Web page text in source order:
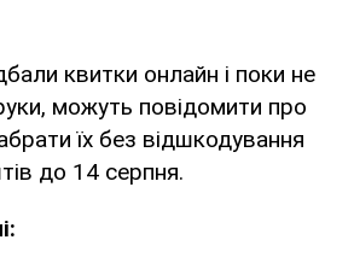
квитки онлайн і поки не
можуть повідомити про
їх без відшкодування
до 14 серпня.